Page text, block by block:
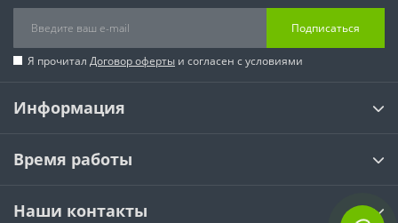
Подписаться
Я прочитал Договор оферты и согласен с условиями
Информация
Время работы
Наши контакты